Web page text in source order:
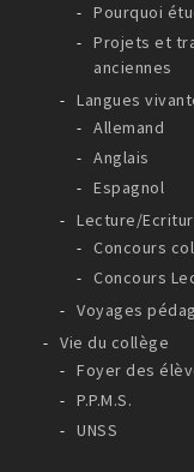
Pourquoi
Projets et
anciennes
Langues
Allemand
Anglais
Espagnol
Lecture/
Concours
Concours
Voyages
Vie du collège
Foyer des
P.P.M.S.
UNSS